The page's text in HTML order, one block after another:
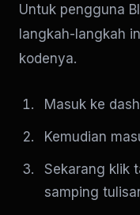
Untuk pengguna
langkah-langkah
kodenya.
Masuk ke
Kemudian
Sekarang klik
samping